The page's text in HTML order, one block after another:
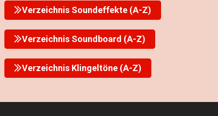
Verzeichnis Soundeffekte (A-Z)
Verzeichnis Soundboard (A-Z)
Verzeichnis Klingeltöne (A-Z)